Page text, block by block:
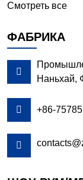
Смотреть все
ФАБРИКА

Наньхай,
 +86-
